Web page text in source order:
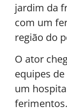
jardim da
com um
região do
O ator
equipes
um
ferimentos.